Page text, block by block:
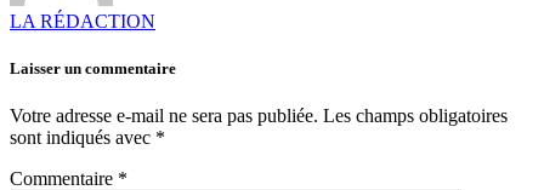
LA RÉDACTION
Laisser un commentaire
Votre adresse e-mail ne sera pas publiée. Les champs obligatoires
sont indiqués avec *
Commentaire *